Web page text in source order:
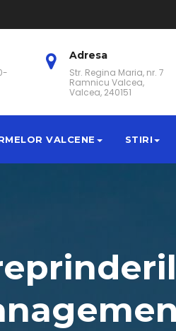
Adresa
Str. Regina Maria, nr. 7
Ramnicu Valcea,
Valcea, 240151
VALCENE STIRI